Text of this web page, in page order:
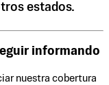
estados.
informando
nuestra cobertura